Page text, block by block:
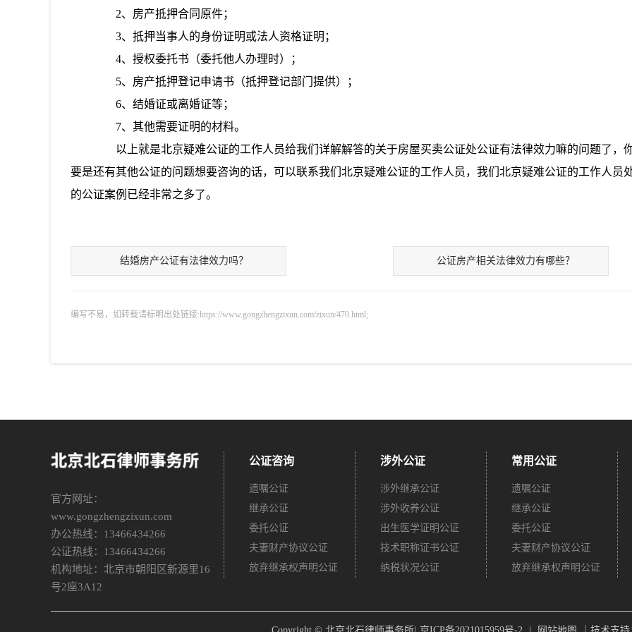
2、房产抵押合同原件；
3、抵押当事人的身份证明或法人资格证明；
4、授权委托书（委托他人办理时）；
5、房产抵押登记申请书（抵押登记部门提供）；
6、结婚证或离婚证等；
7、其他需要证明的材料。
以上就是北京疑难公证的工作人员给我们详解解答的关于房屋买卖公证处公证有法律效力嘛的问题了，你
要是还有其他公证的问题想要咨询的话，可以联系我们北京疑难公证的工作人员，我们北京疑难公证的工作人员
的公证案例已经非常之多了。
结婚房产公证有法律效力吗？ 公证房产相关法律效力有哪些？
编写不易，如转载请标明出处链接:https://www.gongzhengzixun.com/zixun/470.html;
官方网址：
www.gongzhengzixun.com
办公热线：13466434266
公证热线：13466434266
机构地址：北京市朝阳区新源里16
号2座3A12
公证咨询
遗嘱公证
继承公证
委托公证
夫妻财产协议公证
放弃继承权声明公证
涉外公证
涉外继承公证
涉外收养公证
出生医学证明公证
技术职称证书公证
纳税状况公证
常用公证
遗嘱公证
继承公证
委托公证
夫妻财产协议公证
放弃继承权声明公证